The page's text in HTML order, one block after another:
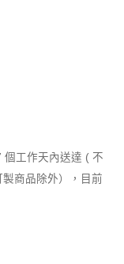
個工作天內送達 ( 不
商品除外），目前